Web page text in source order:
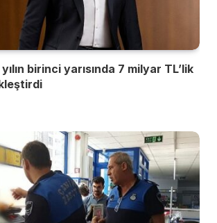
birinci yarısında 7 milyar TL’lik